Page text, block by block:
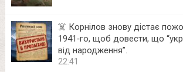
☠️ Корнілов знову дістає
1941‑го, щоб довести, що
від народження”.
22:41